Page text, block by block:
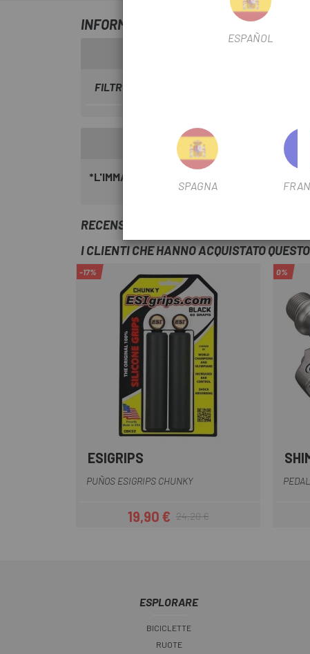
INFORMAZIONI SU FORCELLA FOX
FILTRO STAGIONALE
*L'IMMAGINE POTREBBE NON RIFLETTERE
RECENSIONI TRUSTED SHOPS
I CLIENTI CHE HANNO ACQUISTATO
GialloBlu
-17%
ESIGRIPS
PUÑOS ESIGRIPS CHUNKY
Prezzo
19,90 €Prezzo base
24,20 €
0%
ESPLORARE
BICICLETTE
RUOTE
ESPAÑOL
SPAGNA